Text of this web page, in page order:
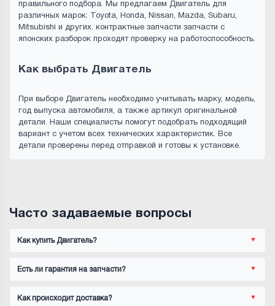
правильного подбора. Мы предлагаем Двигатель для
различных марок: Toyota, Honda, Nissan, Mazda, Subaru,
Mitsubishi и других. контрактные запчасти запчасти с
японских разборок проходят проверку на работоспособность.
Как выбрать Двигатель
При выборе Двигатель необходимо учитывать марку, модель,
год выпуска автомобиля, а также артикул оригинальной
детали. Наши специалисты помогут подобрать подходящий
вариант с учетом всех технических характеристик. Все
детали проверены перед отправкой и готовы к установке.
Часто задаваемые вопросы
Как купить Двигатель?
Есть ли гарантия на запчасти?
Как происходит доставка?